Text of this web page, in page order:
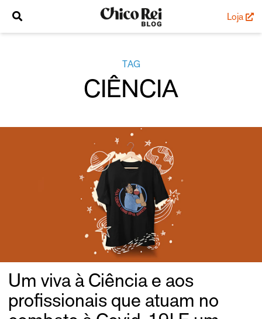
Loja
TAG
CIÊNCIA
Um viva à Ciência e aos
profissionais que atuam no